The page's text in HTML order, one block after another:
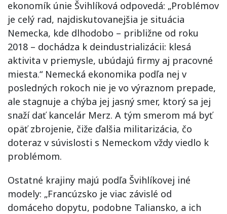
ekonomík únie Švihlíková odpovedá: „Problémov
je celý rad, najdiskutovanejšia je situácia
Nemecka, kde dlhodobo – približne od roku
2018 – dochádza k deindustrializácii: klesá
aktivita v priemysle, ubúdajú firmy aj pracovné
miesta.“ Nemecká ekonomika podľa nej v
posledných rokoch nie je vo výraznom prepade,
ale stagnuje a chýba jej jasný smer, ktorý sa jej
snaží dať kancelár Merz. A tým smerom má byť
opäť zbrojenie, čiže ďalšia militarizácia, čo
doteraz v súvislosti s Nemeckom vždy viedlo k
problémom.
Ostatné krajiny majú podľa Švihlíkovej iné
modely: „Francúzsko je viac závislé od
domáceho dopytu, podobne Taliansko, a ich